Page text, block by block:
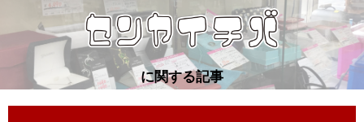
に関する記事